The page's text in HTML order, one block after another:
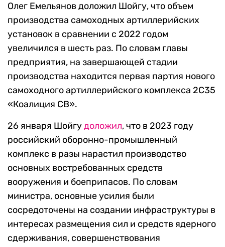
Олег Емельянов доложил Шойгу, что объем
производства самоходных артиллерийских
установок в сравнении с 2022 годом
увеличился в шесть раз. По словам главы
предприятия, на завершающей стадии
производства находится первая партия нового
самоходного артиллерийского комплекса 2С35
«Коалиция СВ».
26 января Шойгудоложил, что в 2023 году
российский оборонно-промышленный
комплекс в разы нарастил производство
основных востребованных средств
вооружения и боеприпасов. По словам
министра, основные усилия были
сосредоточены на создании инфраструктуры в
интересах размещения cил и средств ядерного
сдерживания, совершенствования